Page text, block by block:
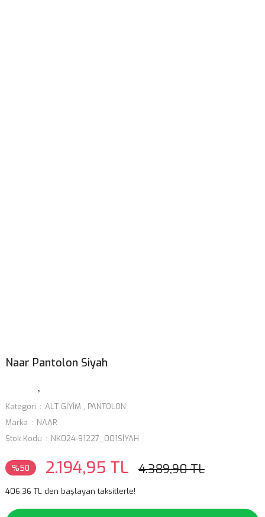
Naar Pantolon Siyah
Kategori ALT GİYİM , PANTOLON
Marka
NAAR
Stok Kodu
NK024-91227_001SİYAH
%50 2.194,95 TL 4.389,90 TL
406,36 TL den başlayan taksitlerle!